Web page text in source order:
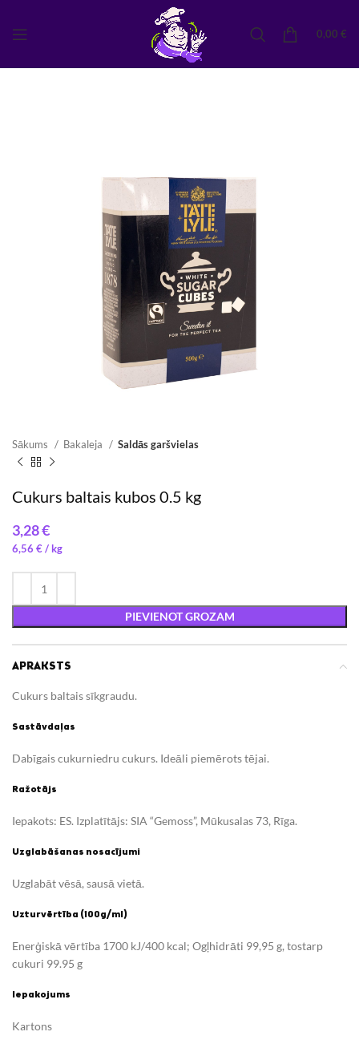
0,00 €
Sākums Bakaleja Saldās garšvielas
Cukurs baltais kubos 0.5 kg
€
6,56 €/
PIEVIENOT GROZAM
APRAKSTS
Cukurs baltais sīkgraudu.
Sastāvdaļas
Dabīgais cukurniedru cukurs. Ideāli piemērots tējai.
Ražotājs
Iepakots: ES. Izplatītājs: SIA “Gemoss”, Mūkusalas 73, Rīga.
Uzglabāšanas nosacījumi
Uzglabāt vēsā, sausā vietā.
Uzturvērtība (100g/ml)
Enerģiskā vērtība 1700 kJ/400 kcal; Ogļhidrāti 99,95 g, tostarp
cukuri 99.95 g
Iepakojums
Kartons